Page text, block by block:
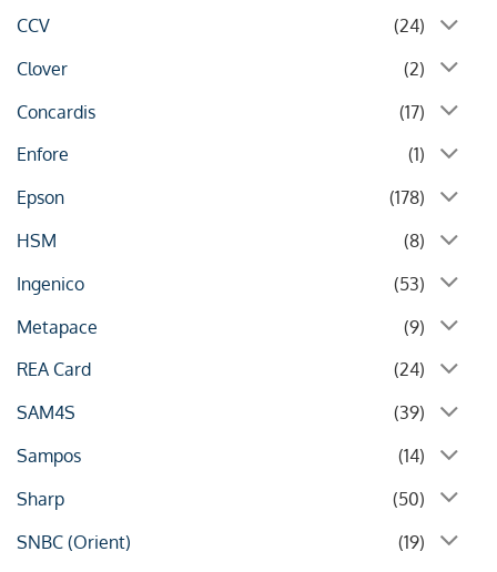
CCV
(24)
Clover
(2)
Concardis
(17)
Enfore
(1)
Epson
(178)
HSM
(8)
Ingenico
(53)
Metapace
(9)
REA Card
(24)
SAM4S
(39)
Sampos
(14)
Sharp
(50)
SNBC (Orient)
(19)